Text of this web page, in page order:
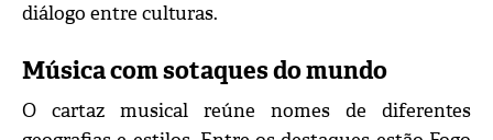
diálogo entre culturas.
Música com sotaques do mundo
O cartaz musical reúne nomes de diferentes